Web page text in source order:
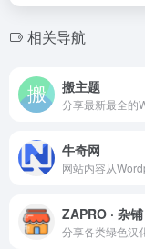
相关导航
搬主题
牛奇网
ZAPRO · 杂铺